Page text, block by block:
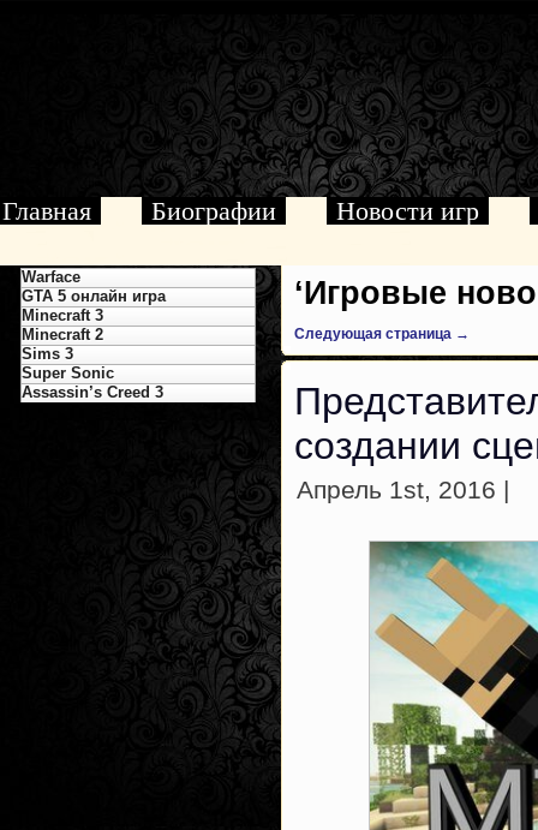
Главная Биографии Новости игр
‘Игровые
Следующая страница →
создании
Апрель 1st, 2016 |
Warface
GTA 5 онлайн игра
Minecraft 3
Minecraft 2
Sims 3
Super Sonic
Assassin’s Creed 3